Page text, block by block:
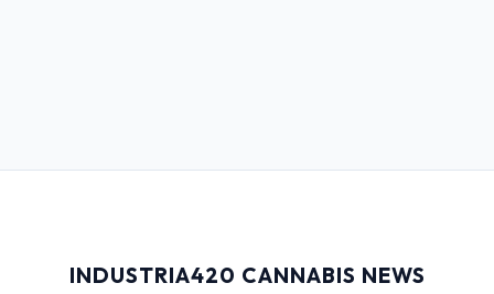
INDUSTRIA420 CANNABIS NEWS